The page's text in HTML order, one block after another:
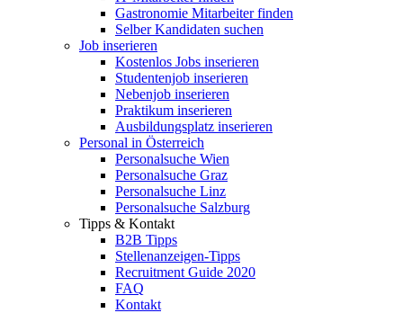
Gastronomie Mitarbeiter finden
Selber Kandidaten suchen
Job inserieren
Kostenlos Jobs inserieren
Studentenjob inserieren
Nebenjob inserieren
Praktikum inserieren
Ausbildungsplatz inserieren
Personal in Österreich
Personalsuche Wien
Personalsuche Graz
Personalsuche Linz
Personalsuche Salzburg
Tipps & Kontakt
B2B Tipps
Stellenanzeigen-Tipps
Recruitment Guide 2020
FAQ
Kontakt